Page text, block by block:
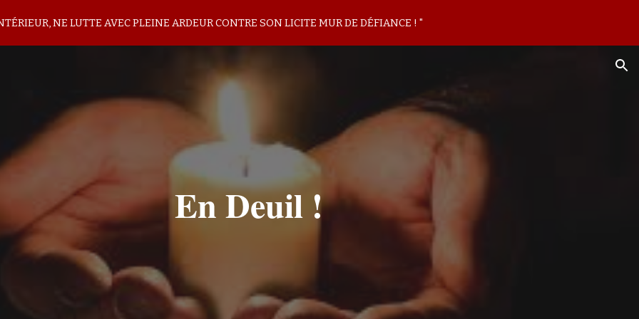
to main content Skip to navigation
NE LUTTE AVEC PLEINE ARDEUR CONTRE SON LICITE MUR DE DÉFIANCE ! "
En Deuil !